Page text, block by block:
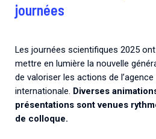
journées
Les journées scientifiques 2025
mettre en lumière la nouvelle
de valoriser les actions de
internationale. Diverses
présentations sont venues
de colloque.